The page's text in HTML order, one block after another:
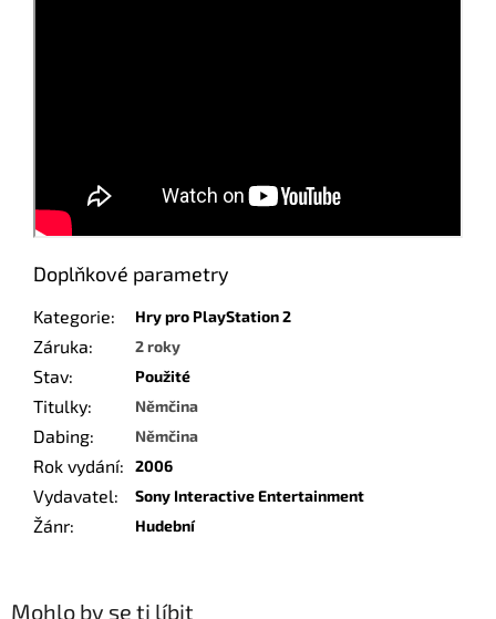
Mohlo by se ti líbit
Doplňkové parametry
Kategorie: Hry pro PlayStation 2
Záruka: 2 roky
Stav: Použité
Titulky: Němčina
Dabing: Němčina
Rok vydání: 2006
Vydavatel: Sony Interactive Entertainment
Žánr: Hudební